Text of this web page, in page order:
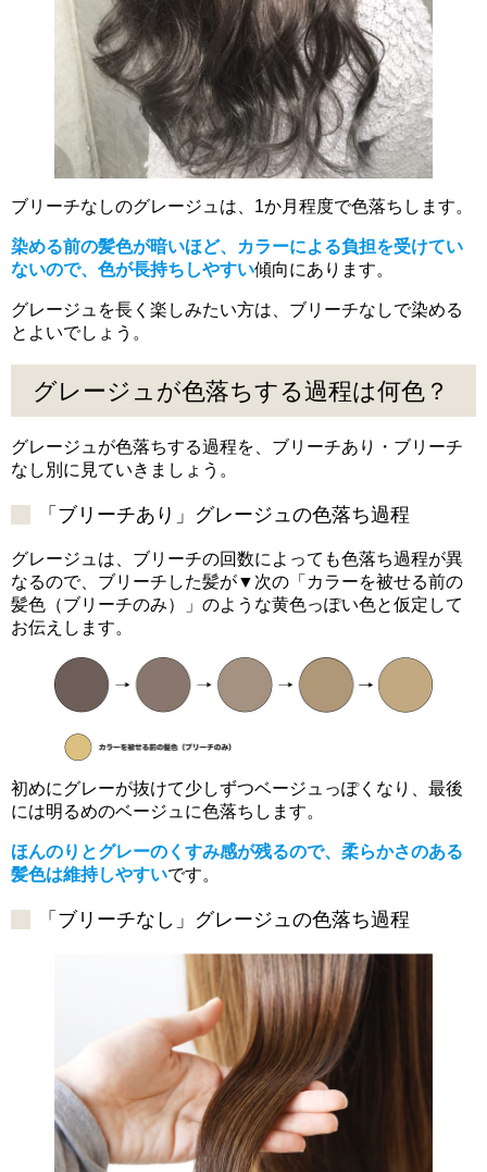
ブリーチなしのグレージュは、1か月程度で色落ちします。
染める前の髪色が暗いほど、カラーによる負担を受けてい
ないので、色が長持ちしやすい傾向にあります。
グレージュを長く楽しみたい方は、ブリーチなしで染める
とよいでしょう。
グレージュが色落ちする過程は何色？
グレージュが色落ちする過程を、ブリーチあり・ブリーチ
なし別に見ていきましょう。
「ブリーチあり」グレージュの色落ち過程
グレージュは、ブリーチの回数によっても色落ち過程が異
なるので、ブリーチした髪が▼次の「カラーを被せる前の
髪色（ブリーチのみ）」のような黄色っぽい色と仮定して
お伝えします。
初めにグレーが抜けて少しずつベージュっぽくなり、最後
には明るめのベージュに色落ちします。
ほんのりとグレーのくすみ感が残るので、柔らかさのある
髪色は維持しやすいです。
「ブリーチなし」グレージュの色落ち過程